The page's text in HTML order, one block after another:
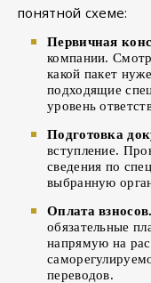
понятной схеме:
Первичная
компании.
какой пакет
подходящие
уровень
Подготовка
вступление.
сведения по
выбранную
Оплата взносов.
обязательные
напрямую на
переводов.